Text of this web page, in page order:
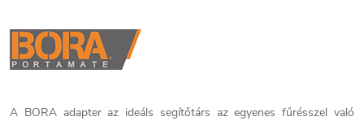
A BORA adapter az ideáls segítőtárs az egyenes fűrésszel való